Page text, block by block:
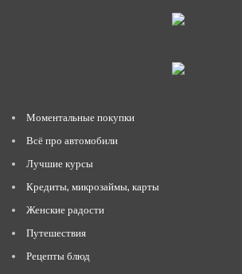
Моментальные покупки
Всё про автомобили
Лучшие курсы
Кредиты, микрозаймы, карты
Женские радости
Путешествия
Рецепты блюд